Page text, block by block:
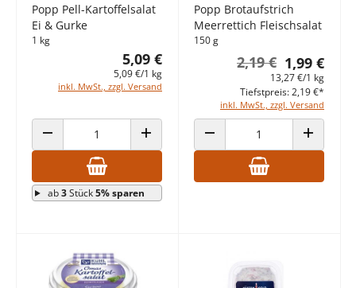
Popp Pell-Kartoffelsalat
Ei & Gurke
1 kg
5,09 €
5,09 €/1 kg
inkl. MwSt., zzgl. Versand
ANZAHL VERRINGERN ANZAHL ERHÖHEN
ab3Stück5% sparen
Popp Brotaufstrich
Meerrettich Fleischsalat
150 g
1,99 €
2,19 €
13,27 €/1 kg
inkl. MwSt., zzgl. Versand
Tiefstpreis: 2,19 €*
ANZAHL VERRINGERN ANZAHL